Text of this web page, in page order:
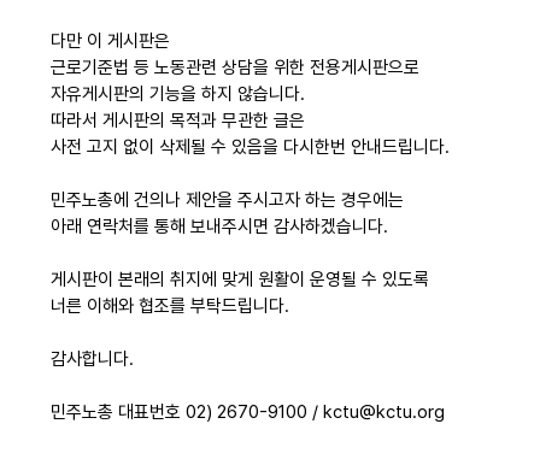
다만 이 게시판은
근로기준법 등 노동관련 상담을 위한 전용게시판으로
자유게시판의 기능을 하지 않습니다.
따라서 게시판의 목적과 무관한 글은
사전 고지 없이 삭제될 수 있음을 다시한번 안내드립니다.
민주노총에 건의나 제안을 주시고자 하는 경우에는
아래 연락처를 통해 보내주시면 감사하겠습니다.
게시판이 본래의 취지에 맞게 원활이 운영될 수 있도록
너른 이해와 협조를 부탁드립니다.
감사합니다.
민주노총 대표번호 02) 2670-9100 / kctu@kctu.org
부설기관
업무